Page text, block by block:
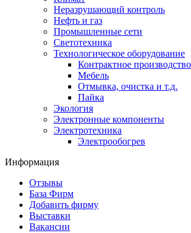
Неразрушающий контроль
Нефть и газ
Промышленные сети
Светотехника
Технологическое оборудование
Контрактное производство
Мебель
Отмывка, очистка и т.д.
Пайка
Экология
Электронные компоненты
Электротехника
Электрообогрев
Информация
Отзывы
База Фирм
Добавить фирму
Выставки
Вакансии